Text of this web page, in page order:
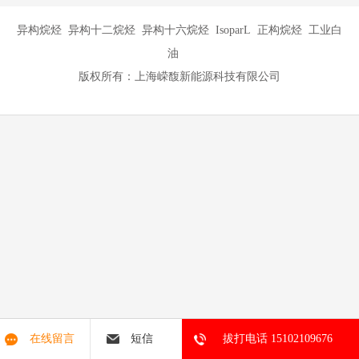
异构烷烃 异构十二烷烃 异构十六烷烃 IsoparL 正构烷烃 工业白
油
版权所有：上海嵘馥新能源科技有限公司
在线留言 短信 拔打电话 15102109676